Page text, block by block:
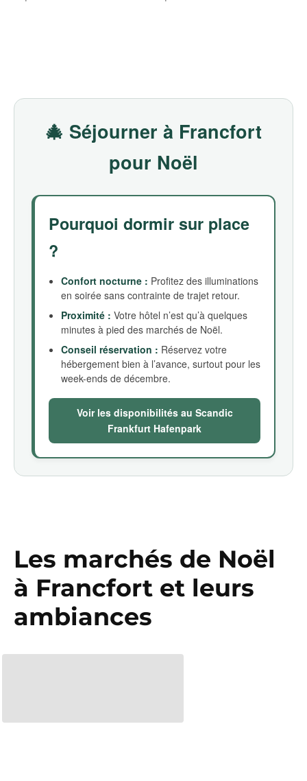
🎄 Séjourner à Francfort
pour Noël
Pourquoi dormir sur place
?
Confort nocturne : Profitez des illuminations
en soirée sans contrainte de trajet retour.
Proximité : Votre hôtel n’est qu’à quelques
minutes à pied des marchés de Noël.
Conseil réservation : Réservez votre
hébergement bien à l’avance, surtout pour les
week-ends de décembre.
Voir les disponibilités au Scandic
Frankfurt Hafenpark
Les marchés de Noël
à Francfort et leurs
ambiances